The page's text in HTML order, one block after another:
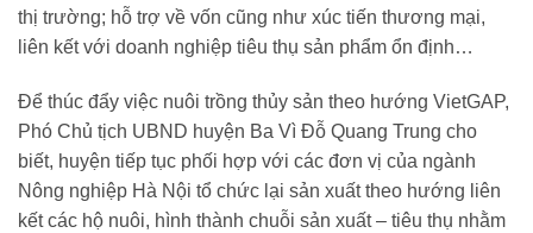
thị trường; hỗ trợ về vốn cũng như xúc tiến thương mại,
liên kết với doanh nghiệp tiêu thụ sản phẩm ổn định…
Để thúc đẩy việc nuôi trồng thủy sản theo hướng VietGAP,
Phó Chủ tịch UBND huyện Ba Vì Đỗ Quang Trung cho
biết, huyện tiếp tục phối hợp với các đơn vị của ngành
Nông nghiệp Hà Nội tổ chức lại sản xuất theo hướng liên
kết các hộ nuôi, hình thành chuỗi sản xuất – tiêu thụ nhằm